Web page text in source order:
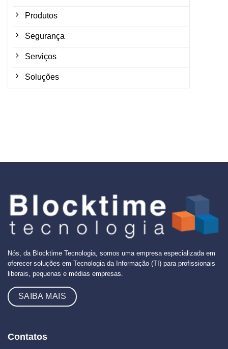
Produtos
Segurança
Serviços
Soluções
Nós, da Blocktime Tecnologia, somos uma empresa especializada em
oferecer soluções em Tecnologia da Informação (TI) para profissionais
liberais, pequenas e médias empresas.
SAIBA MAIS
Contatos